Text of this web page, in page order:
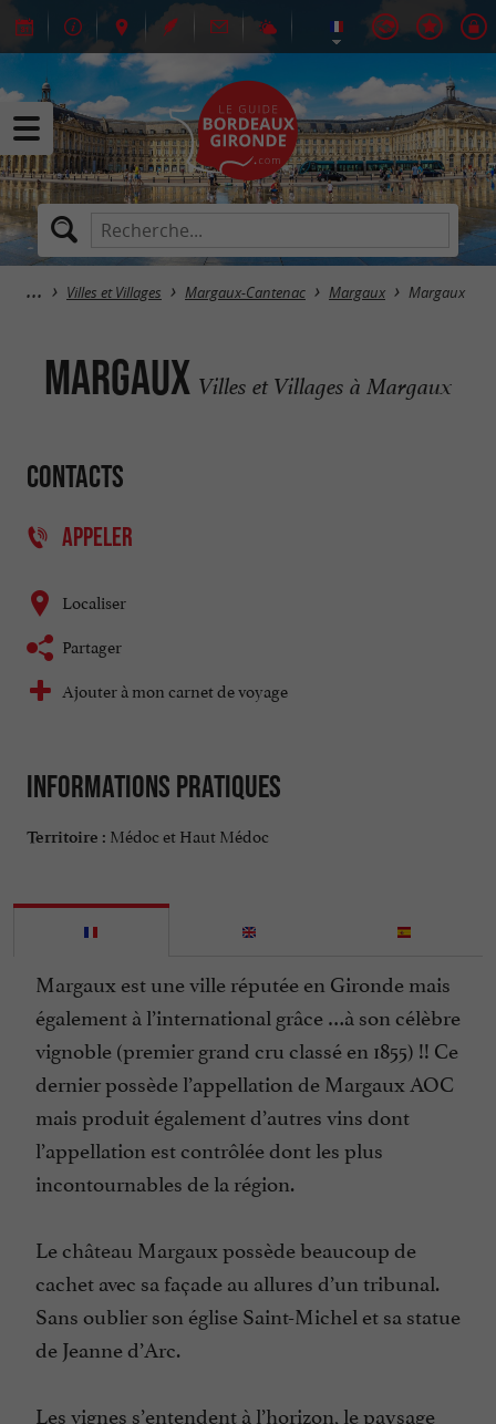
Villes et Villages Margaux-Cantenac Margaux Margaux
Margaux Villes et Villages à Margaux
Contacts
APPELER
Localiser
Partager
Ajouter à mon carnet de voyage
Informations pratiques
Territoire : Médoc et Haut Médoc
Margaux est une ville réputée en Gironde mais
également à l’international grâce …à son célèbre
vignoble (premier grand cru classé en 1855) !! Ce
dernier possède l’appellation de Margaux AOC
mais produit également d’autres vins dont
l’appellation est contrôlée dont les plus
incontournables de la région.
Le château Margaux possède beaucoup de
cachet avec sa façade au allures d’un tribunal.
Sans oublier son église Saint-Michel et sa statue
de Jeanne d’Arc.
Les vignes s’entendent à l’horizon, le paysage